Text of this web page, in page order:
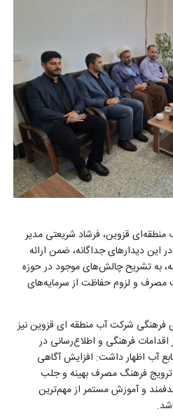
قزوین، فرشاد شریعتی مدیر
این دیدارهای جداگانه، ضمن ارائه
به تشریح چالش‌های موجود در حوزه
مصرف و لزوم حفاظت از سرمایه‌های
شرکت آب منطقه ای قزوین نیز
اقدامات فرهنگی و اطلاع‌رسانی در
آب اظهار داشت: افزایش آگاهی
فرهنگ مصرف بهینه و جلب
و آموزش مستمر از مهم‌ترین